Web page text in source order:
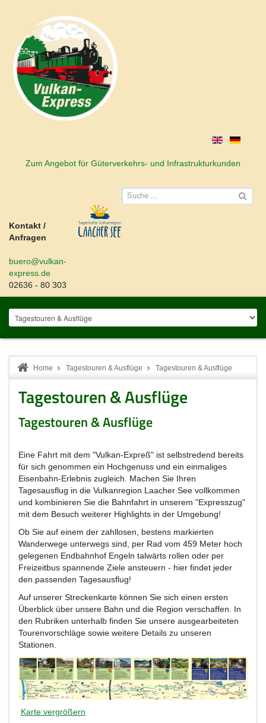
Zum Angebot für Güterverkehrs- und Infrastrukturkunden
Kontakt /
Anfragen
buero@vulkan-
express.de
02636 - 80 303
Home Tagestouren & Ausflüge Tagestouren & Ausflüge
Tagestouren & Ausflüge
Tagestouren & Ausflüge
Eine Fahrt mit dem "Vulkan-Expreß" ist selbstredend bereits
für sich genommen ein Hochgenuss und ein einmaliges
Eisenbahn-Erlebnis zugleich. Machen Sie Ihren
Tagesausflug in die Vulkanregion Laacher See vollkommen
und kombinieren Sie die Bahnfahrt in unserem "Expresszug"
mit dem Besuch weiterer Highlights in der Umgebung!
Ob Sie auf einem der zahllosen, bestens markierten
Wanderwege unterwegs sind, per Rad vom 459 Meter hoch
gelegenen Endbahnhof Engeln talwärts rollen oder per
Freizeitbus spannende Ziele ansteuern - hier findet jeder
den passenden Tagesausflug!
Auf unserer Streckenkarte können Sie sich einen ersten
Überblick über unsere Bahn und die Region verschaffen. In
den Rubriken unterhalb finden Sie unsere ausgearbeiteten
Tourenvorschläge sowie weitere Details zu unseren
Stationen.
Karte vergrößern